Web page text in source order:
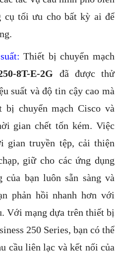
cụ tối ưu cho bất kỳ ai để
Thiết bị chuyển mạch
8T-E-2G đã được thử
suất và độ tin cậy cao mà
chuyển mạch Cisco và
gian chết tốn kém. Việc
gian truyền tệp, cải thiện
giữ cho các ứng dụng
của bạn luôn sẵn sàng và
phản hồi nhanh hơn với
Với mạng dựa trên thiết bị
250 Series, bạn có thể
cầu liên lạc và kết nối của